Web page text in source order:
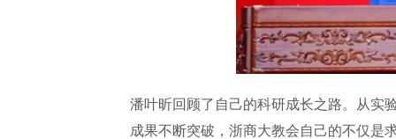
潘叶昕回顾了自己的科研成长之路。从实
成果不断突破，浙商大教会自己的不仅是